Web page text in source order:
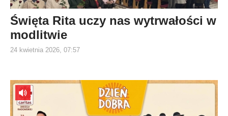
Święta Rita uczy nas wytrwałości w
modlitwie
24 kwietnia 2026, 07:57